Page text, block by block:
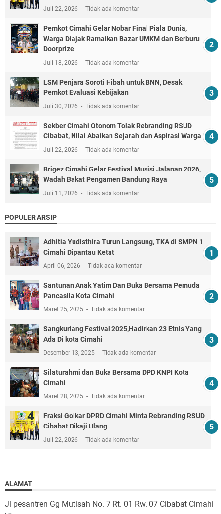
Juli 22, 2026 Tidak ada komentar
Pemkot Cimahi Gelar Nobar Final Piala Dunia,
Warga Diajak Ramaikan Bazar UMKM dan Berburu
Doorprize
Juli 18, 2026 Tidak ada komentar
LSM Penjara Soroti Hibah untuk BNN, Desak
Pemkot Evaluasi Kebijakan
Juli 30, 2026 Tidak ada komentar
Sekber Cimahi Otonom Tolak Rebranding RSUD
Cibabat, Nilai Abaikan Sejarah dan Aspirasi Warga
Juli 22, 2026 Tidak ada komentar
Brigez Cimahi Gelar Festival Musisi Jalanan 2026,
Wadah Bakat Pengamen Bandung Raya
Juli 11, 2026 Tidak ada komentar
POPULER ARSIP
Adhitia Yudisthira Turun Langsung, TKA di SMPN 1
Cimahi Dipantau Ketat
April 06, 2026 Tidak ada komentar
Santunan Anak Yatim Dan Buka Bersama Pemuda
Pancasila Kota Cimahi
Maret 25, 2025 Tidak ada komentar
Sangkuriang Festival 2025,Hadirkan 23 Etnis Yang
Ada Di kota Cimahi
Desember 13, 2025 Tidak ada komentar
Silaturahmi dan Buka Bersama DPD KNPI Kota
Cimahi
Maret 28, 2025 Tidak ada komentar
Fraksi Golkar DPRD Cimahi Minta Rebranding RSUD
Cibabat Dikaji Ulang
Juli 22, 2026 Tidak ada komentar
ALAMAT
Jl pesantren Gg Mutisah No. 7 Rt. 01 Rw. 07 Cibabat Cimahi